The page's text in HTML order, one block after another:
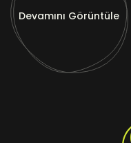
Devamını Görüntüle